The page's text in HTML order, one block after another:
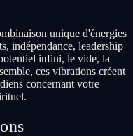
unique d'énergies
indépendance, leadership
infini, le vide, la
ces vibrations créent
concernant votre